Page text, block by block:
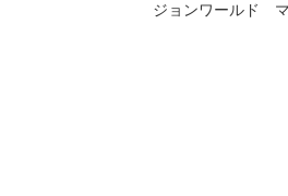
ジョンワールド